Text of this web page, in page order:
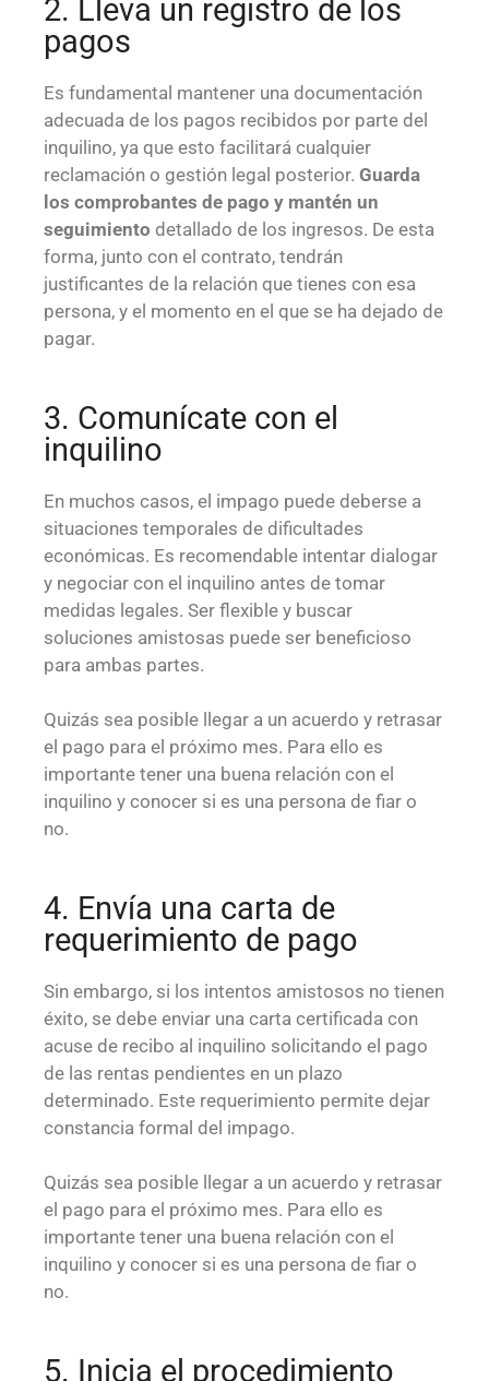
2. Lleva un registro de los
pagos
Es fundamental mantener una documentación
adecuada de los pagos recibidos por parte del
inquilino, ya que esto facilitará cualquier
reclamación o gestión legal posterior. Guarda
los comprobantes de pago y mantén un
seguimiento detallado de los ingresos. De esta
forma, junto con el contrato, tendrán
justificantes de la relación que tienes con esa
persona, y el momento en el que se ha dejado de
pagar.
3. Comunícate con el
inquilino
En muchos casos, el impago puede deberse a
situaciones temporales de dificultades
económicas. Es recomendable intentar dialogar
y negociar con el inquilino antes de tomar
medidas legales. Ser flexible y buscar
soluciones amistosas puede ser beneficioso
para ambas partes.
Quizás sea posible llegar a un acuerdo y retrasar
el pago para el próximo mes. Para ello es
importante tener una buena relación con el
inquilino y conocer si es una persona de fiar o
no.
4. Envía una carta de
requerimiento de pago
Sin embargo, si los intentos amistosos no tienen
éxito, se debe enviar una carta certificada con
acuse de recibo al inquilino solicitando el pago
de las rentas pendientes en un plazo
determinado. Este requerimiento permite dejar
constancia formal del impago.
Quizás sea posible llegar a un acuerdo y retrasar
el pago para el próximo mes. Para ello es
importante tener una buena relación con el
inquilino y conocer si es una persona de fiar o
no.
5. Inicia el procedimiento